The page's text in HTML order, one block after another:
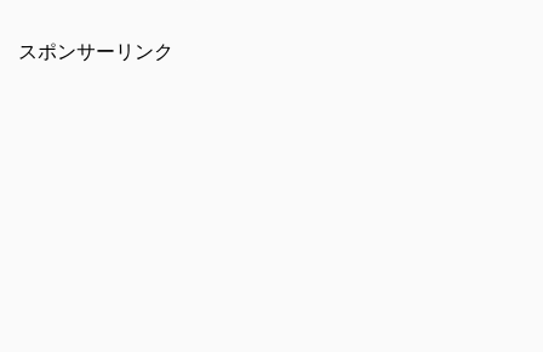
スポンサーリンク